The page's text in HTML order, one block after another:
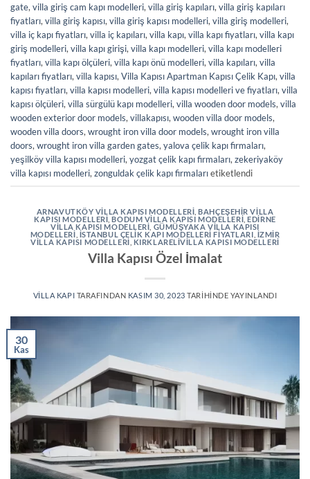
gate,villa giriş cam kapı modelleri,villa giriş kapıları,villa giriş kapıları
fiyatları,villa giriş kapısı,villa giriş kapısı modelleri,villa giriş modelleri,
villa iç kapı fiyatları,villa iç kapıları,villa kapı,villa kapı fiyatları,villa kapı
giriş modelleri,villa kapı girişi,villa kapı modelleri,villa kapı modelleri
fiyatları,villa kapı ölçüleri,villa kapı önü modelleri,villa kapıları,villa
kapıları fiyatları,villa kapısı,Villa Kapısı Apartman Kapısı Çelik Kapı,villa
kapısı fiyatları,villa kapısı modelleri,villa kapısı modelleri ve fiyatları,villa
kapısı ölçüleri,villa sürgülü kapı modelleri,villa wooden door models,villa
wooden exterior door models,villakapısı,wooden villa door models,
wooden villa doors,wrought iron villa door models,wrought iron villa
doors,wrought iron villa garden gates,yalova çelik kapı firmaları,
yeşilköy villa kapısı modelleri,yozgat çelik kapı firmaları,zekeriyaköy
villa kapısı modelleri,zonguldak çelik kapı firmalarıetiketlendi
ARNAVUTKÖY VILLA KAPISI MODELLERI ,BAHÇEŞEHIR VILLA
KAPISI MODELLERI ,BODUM VILLA KAPISI MODELLERI ,EDIRNE
VILLA KAPISI MODELLERI GÜMÜŞYAKA VILLA KAPISI
MODELLERI İSTANBUL ÇELIK KAPI MODELLERI FIYATLARI İZMIR
VILLA KAPISI MODELLERI KIRKLARELIVILLA KAPISI MODELLERI
Villa Kapısı Özel İmalat
VILLA KAPI TARAFINDAN KASIM 30, 2023 TARIHINDE YAYINLANDI
30
Kas